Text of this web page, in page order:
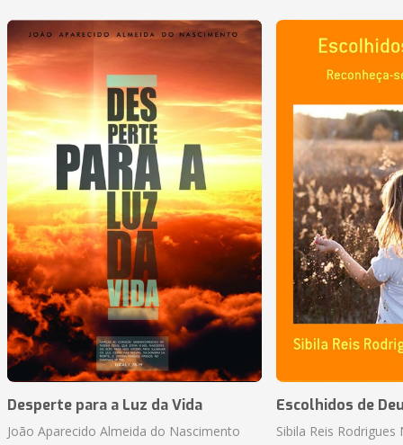
Desperte para a Luz da Vida
João Aparecido Almeida do Nascimento
Escolhidos de
Sibila Reis